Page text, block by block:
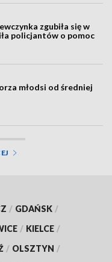
zgubiła się w
policjantów o pomoc
młodsi od średniej
/ GDAŃSK /
/ KIELCE /
/ OLSZTYN /